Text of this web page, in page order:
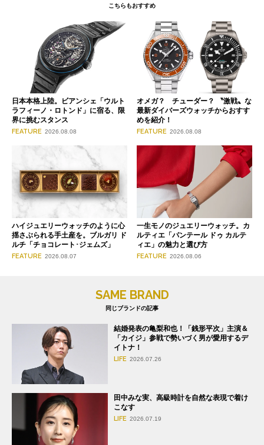
こちらもおすすめ
日本本格上陸。ビアンシェ「ウルト
ラフィーノ・ロトンド」に宿る、限
界に挑むスタンス
FEATURE 2026.08.08
オメガ？ チューダー？ 〝激戦〟な
最新ダイバーズウォッチからおすす
めを紹介！
FEATURE 2026.08.08
ハイジュエリーウォッチのように心
揺さぶられる手土産を。ブルガリ ド
ルチ「チョコレート･ジェムズ」
FEATURE 2026.08.07
一生モノのジュエリーウォッチ。カ
ルティエ「パンテール ドゥ カルテ
ィエ」の魅力と選び方
FEATURE 2026.08.06
SAME BRAND
同じブランドの記事
結婚発表の亀梨和也！「銭形平次」主演＆
「カイジ」参戦で勢いづく男が愛用するデ
イトナ！
LIFE 2026.07.26
田中みな実、高級時計を自然な表現で着け
こなす
LIFE 2026.07.19